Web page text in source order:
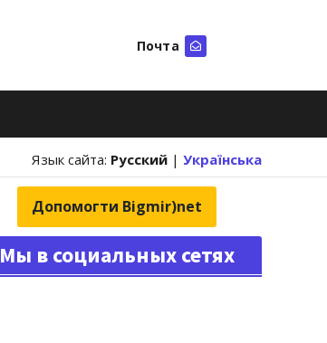
Почта
Язык сайта: Русский | Українська
Допомогти Bigmir)net
Мы в социальных сетях